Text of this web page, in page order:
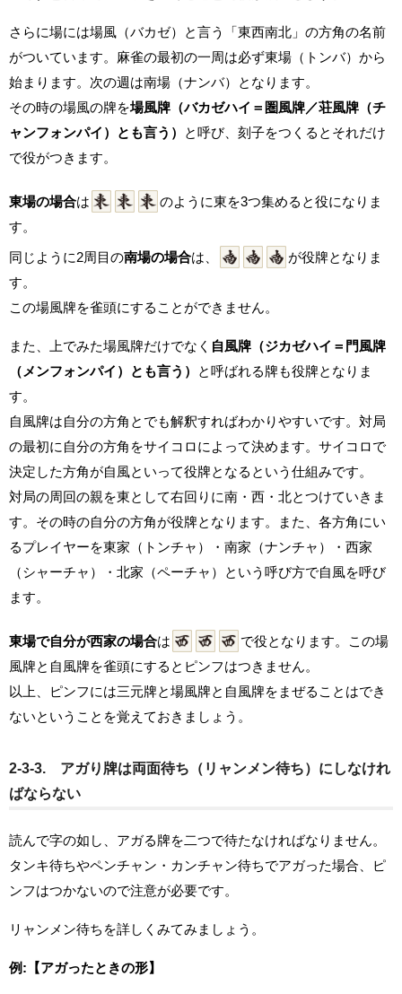
さらに場には場風（バカゼ）と言う「東西南北」の方角の名前
がついています。麻雀の最初の一周は必ず東場（トンバ）から
始まります。次の週は南場（ナンバ）となります。
その時の場風の牌を場風牌（バカゼハイ＝圏風牌／荘風牌（チ
ャンフォンパイ）とも言う）
と呼び、刻子をつくるとそれだけ
で役がつきます。
東場の場合は
のように東を3つ集めると役になりま
す。
同じように2周目の南場の場合は、
が役牌となりま
す。
この場風牌を雀頭にすることができません。
また、上でみた場風牌だけでなく 自風牌（ジカゼハイ＝門風牌
（メンフォンパイ）とも言う）
と呼ばれる牌も役牌となりま
す。
自風牌は自分の方角とでも解釈すればわかりやすいです。対局
の最初に自分の方角をサイコロによって決めます。サイコロで
決定した方角が自風といって役牌となるという仕組みです。
対局の周回の親を東として右回りに南・西・北とつけていきま
す。その時の自分の方角が役牌となります。また、各方角にい
るプレイヤーを東家（トンチャ）・南家（ナンチャ）・西家
（シャーチャ）・北家（ペーチャ）という呼び方で自風を呼び
ます。
東場で自分が西家の場合は
で役となります。この場
風牌と自風牌を雀頭にするとピンフはつきません。
以上、ピンフには三元牌と場風牌と自風牌をまぜることはでき
ないということを覚えておきましょう。
2-3-3. アガり牌は両面待ち（リャンメン待ち）にしなけれ
ばならない
読んで字の如し、アガる牌を二つで待たなければなりません。
タンキ待ちやペンチャン・カンチャン待ちでアガった場合、ピ
ンフはつかないので注意が必要です。
リャンメン待ちを詳しくみてみましょう。
例:【アガったときの形】